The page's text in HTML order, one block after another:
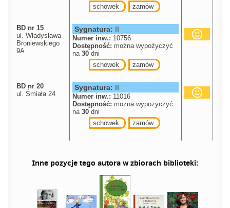
schowek
zamów
BD nr 15
ul. Władysława
Broniewskiego
9A
Sygnatura: II
Numer inw.: 10756
Dostępność: można wypożyczyć
na30 dni
schowek
zamów
BD nr 20
ul. Śmiała 24
Sygnatura: II
Numer inw.: 11016
Dostępność: można wypożyczyć
na30 dni
schowek
zamów
Inne pozycje tego autora w zbiorach biblioteki: